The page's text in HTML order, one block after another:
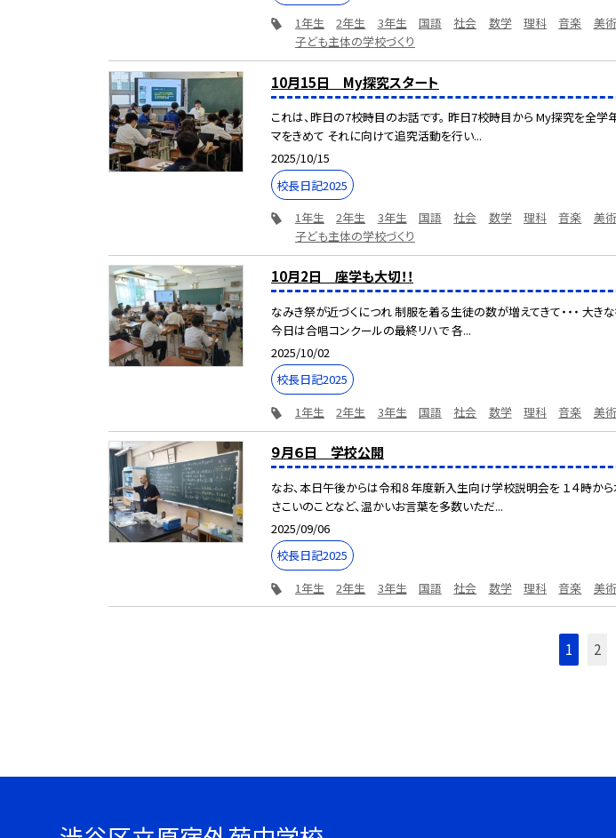
1年生
2年生 3年生 国語 社会 数学 理科 音楽 美術
子ども主体の学校づくり
10月15日 My探究スタート
これは、昨日の7校時目のお話です。 昨日7校時目から My探究を全
マをきめて それに向けて追究活動を行い...
2025/10/15
校長日記2025
1年生
2年生 3年生 国語 社会 数学 理科 音楽 美術
子ども主体の学校づくり
10月2日 座学も大切！！
なみき祭が近づくにつれ 制服を着る生徒の数が増えてきて・・・ 大き
今日は合唱コンクールの最終リハで 各...
2025/10/02
校長日記2025
1年生
2年生 3年生 国語 社会 数学 理科 音楽 美術
９月６日 学校公開
なお、本日午後からは令和８年度新入生向け学校説明会を １４時か
さこいのことなど、温かいお言葉を多数いただ...
2025/09/06
校長日記2025
1年生
2年生 3年生 国語 社会 数学 理科 音楽 美術
1 2